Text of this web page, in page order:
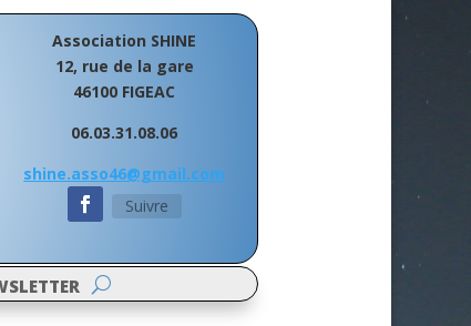
Association SHINE
12, rue de la gare
46100 FIGEAC
06.03.31.08.06
shine.asso46@gmail.com
Suivre